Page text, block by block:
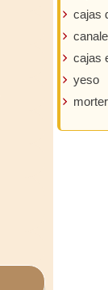
cajas
cajas
yeso